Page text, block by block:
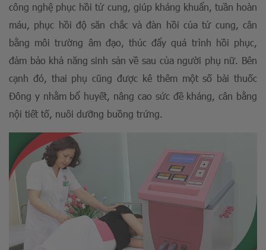
công nghệ phục hồi tử cung, giúp kháng khuẩn, tuần hoàn
máu, phục hồi độ săn chắc và đàn hồi của tử cung, cân
bằng môi trường âm đạo, thúc đẩy quá trình hồi phục,
đảm bảo khả năng sinh sản về sau của người phụ nữ. Bên
cạnh đó, thai phụ cũng được kê thêm một số bài thuốc
Đông y nhằm bổ huyết, nâng cao sức đề kháng, cân bằng
nội tiết tố, nuôi dưỡng buồng trứng.